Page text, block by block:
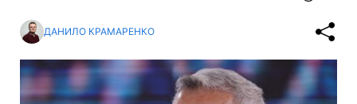
ДАНИЛО КРАМАРЕНКО